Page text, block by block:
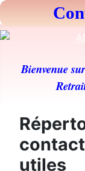
Bienvenue
utiles